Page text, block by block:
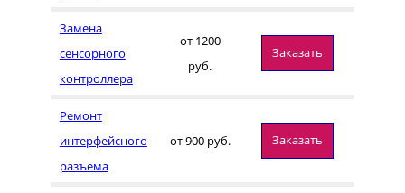
Замена
сенсорного
контроллера
от 1200
руб.
Заказать
Ремонт
интерфейсного
разъема
от 900 руб. Заказать